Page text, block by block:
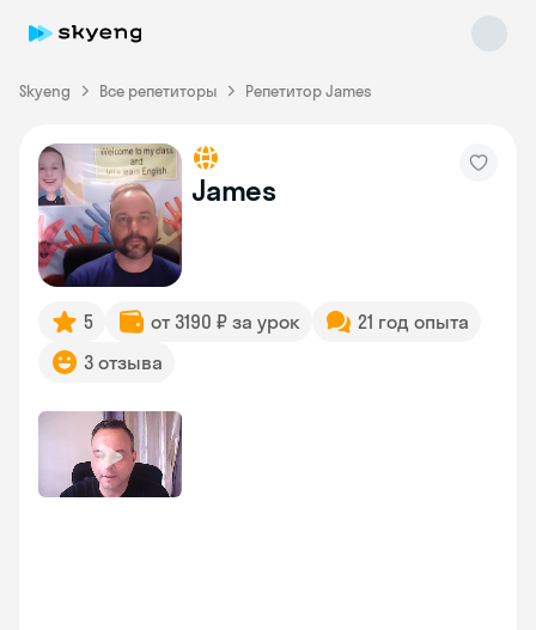
Skyeng Все репетиторы Репетитор James
James
5 от 3190 ₽ за урок
21 год опыта
3 отзыва
Skyeng Chat
online